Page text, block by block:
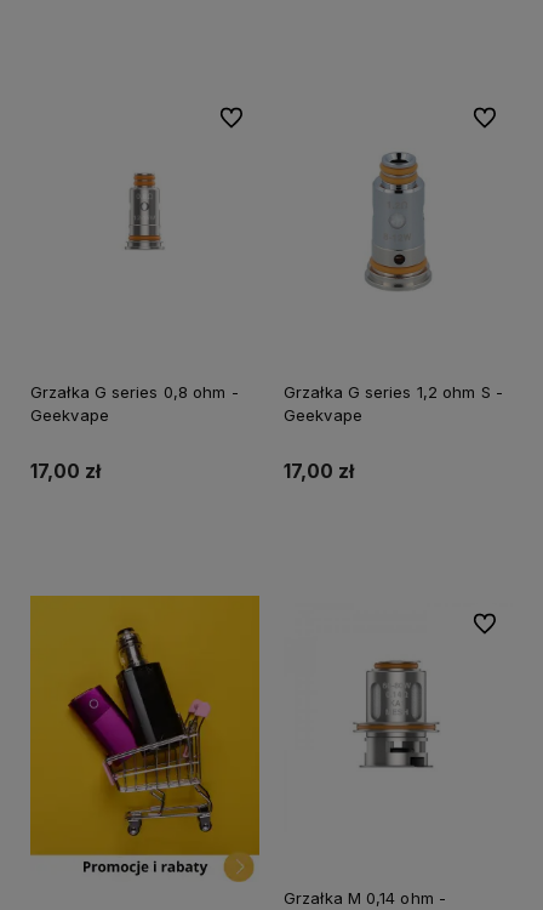
Grzałka G series 0,8 ohm -
Geekvape
17,00 zł
Do ulubionych
Grzałka G series 1,2 ohm S -
Geekvape
17,00 zł
Do
Grzałka M 0,14 ohm -
Do